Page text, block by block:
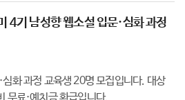
4기 남성향 웹소설 입문·심화 과정
화 과정 교육생 20명 모집입니다. 대상